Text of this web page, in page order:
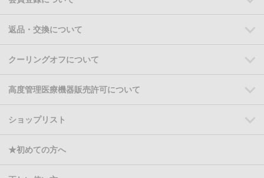
返品・交換について
クーリングオフについて
高度管理医療機器販売許可について
ショップリスト
★初めての方へ